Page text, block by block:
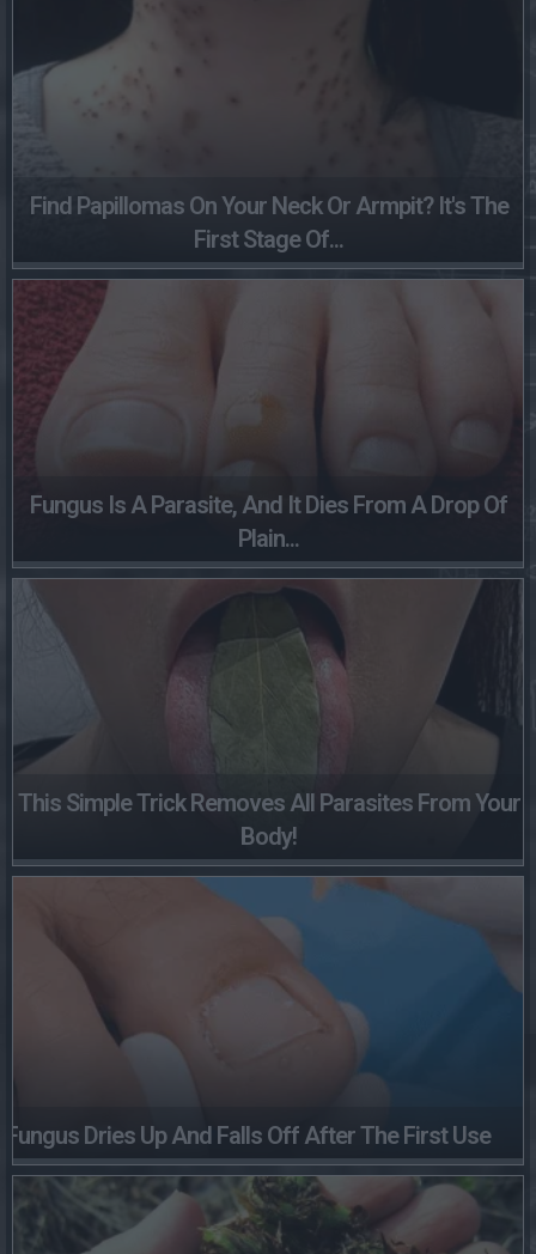
Find Papillomas On Your Neck Or Armpit? It's The
First Stage Of...
Fungus Is A Parasite, And It Dies From A Drop Of
Plain...
This Simple Trick Removes All Parasites From Your
Body!
Fungus Dries Up And Falls Off After The First Use